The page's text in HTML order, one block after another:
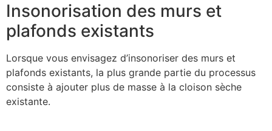
Insonorisation des murs et
plafonds existants
Lorsque vous envisagez d’insonoriser des murs et
plafonds existants, la plus grande partie du processus
consiste à ajouter plus de masse à la cloison sèche
existante.